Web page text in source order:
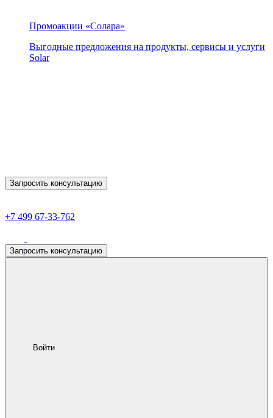
Промоакции «Солара»
Выгодные предложения на продукты, сервисы и услуги
Solar
Запросить консультацию
+7 499 67-33-762
Запросить консультацию
Войти